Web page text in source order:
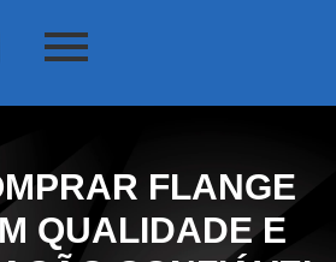
FLANGE
QUALIDADE E